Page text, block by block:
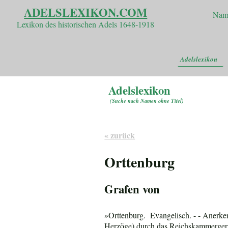
ADELSLEXIKON.COM
Lexikon des historischen Adels 1648-1918
Adelslexikon
Adelslexikon
(Suche nach Namen ohne Titel)
« zurück
Orttenburg
Grafen von
»Orttenburg.Evangelisch. - -
Herzöge) durch das